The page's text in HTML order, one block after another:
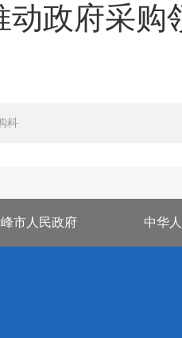
动政府采
科
市人民政府 中华